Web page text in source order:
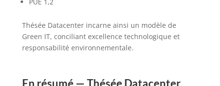
Thésée Datacenter incarne ainsi un modèle de
Green IT, conciliant excellence technologique et
responsabilité environnementale.
En résumé — Thésée Datacenter,